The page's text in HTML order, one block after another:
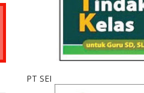
PT SEI